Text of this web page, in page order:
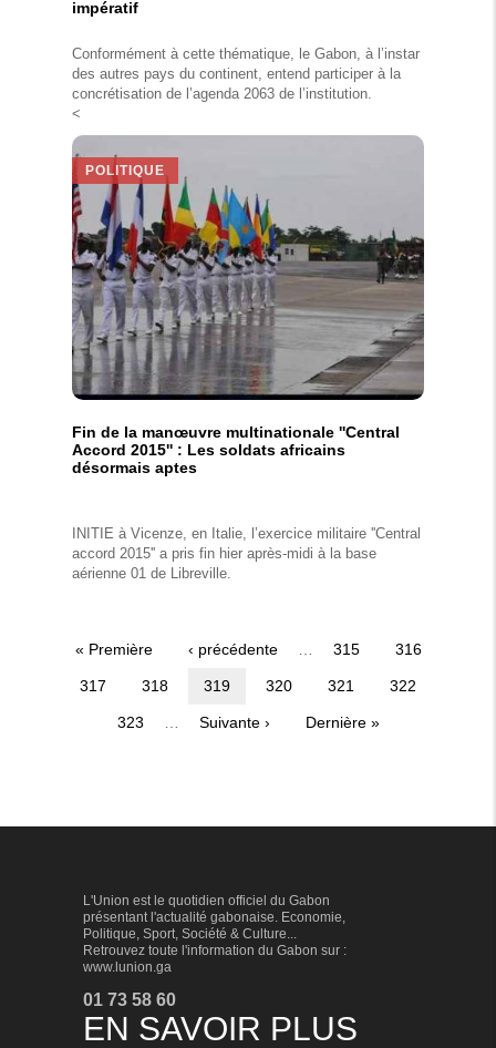
impératif
Conformément à cette thématique, le Gabon, à l’instar
des autres pays du continent, entend participer à la
concrétisation de l’agenda 2063 de l’institution.
<
POLITIQUE
Fin de la manœuvre multinationale ''Central
Accord 2015'' : Les soldats africains
désormais aptes
INITIE à Vicenze, en Italie, l’exercice militaire ''Central
accord 2015'' a pris fin hier après-midi à la base
aérienne 01 de Libreville.
Pagination
Première
« Première
Page
‹ précédente Page
315 Page
316
Page
317 Page
318
Page
319 Page
320 Page
321 Page
322
Page
323
Page
Suivante ›
Dernière
Dernière »
L'Union est le quotidien officiel du Gabon
présentant l'actualité gabonaise. Economie,
Politique, Sport, Société & Culture...
Retrouvez toute l'information du Gabon sur :
www.lunion.ga
01 73 58 60
EN SAVOIR PLUS